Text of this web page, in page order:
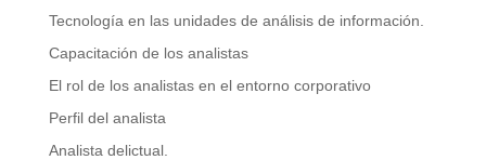
Tecnología en las unidades de análisis de información.
Capacitación de los analistas
El rol de los analistas en el entorno corporativo
Perfil del analista
Analista delictual.